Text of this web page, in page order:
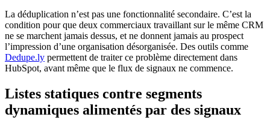
La déduplication n’est pas une fonctionnalité secondaire. C’est la
condition pour que deux commerciaux travaillant sur le même CRM
ne se marchent jamais dessus, et ne donnent jamais au prospect
l’impression d’une organisation désorganisée. Des outils comme
Dedupe.ly permettent de traiter ce problème directement dans
HubSpot, avant même que le flux de signaux ne commence.
Listes statiques contre segments
dynamiques alimentés par des signaux